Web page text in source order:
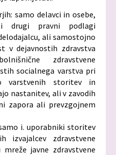
samo delavci in osebe,
drugi pravni podlagi
ali samostojno
v dejavnostih zdravstva
zdravstvene
socialnega varstva pri
varstvenih storitev in
nastanitev, ali v zavodih
zapora ali prevzgojnem
i. uporabniki storitev
izvajalcev zdravstvene
javne zdravstvene